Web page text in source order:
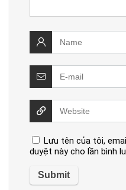
Lưu tên của tôi,
duyệt này cho lần bình